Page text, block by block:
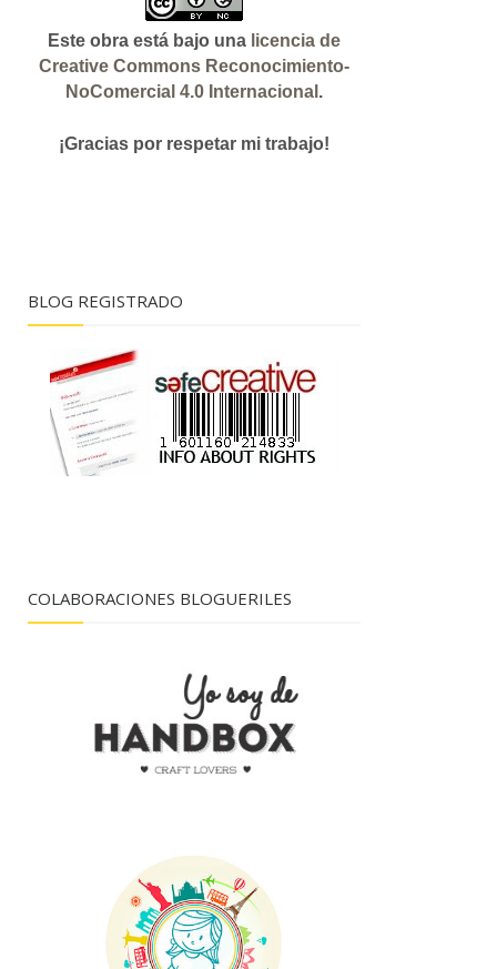
Este obra está bajo una licencia de
Creative Commons Reconocimiento-
NoComercial 4.0 Internacional .
¡Gracias por respetar mi trabajo!
BLOG REGISTRADO
COLABORACIONES BLOGUERILES